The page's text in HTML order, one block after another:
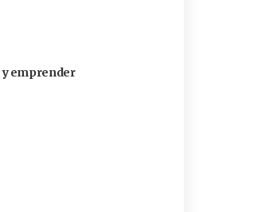
y emprender